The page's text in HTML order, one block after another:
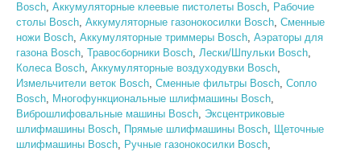
Bosch, Аккумуляторные клеевые пистолеты Bosch, Рабочие
столы Bosch, Аккумуляторные газонокосилки Bosch, Сменные
ножи Bosch, Аккумуляторные триммеры Bosch, Аэраторы для
газона Bosch, Травосборники Bosch, Лески/Шпульки Bosch,
Колеса Bosch, Аккумуляторные воздуходувки Bosch,
Измельчители веток Bosch, Сменные фильтры Bosch, Сопло
Bosch, Многофункциональные шлифмашины Bosch,
Виброшлифовальные машины Bosch, Эксцентриковые
шлифмашины Bosch, Прямые шлифмашины Bosch, Щеточные
шлифмашины Bosch, Ручные газонокосилки Bosch,